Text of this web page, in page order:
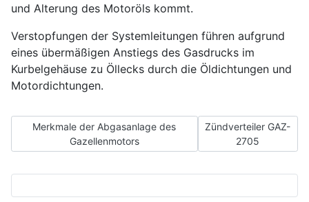
und Alterung des Motoröls kommt.
Verstopfungen der Systemleitungen führen aufgrund
eines übermäßigen Anstiegs des Gasdrucks im
Kurbelgehäuse zu Öllecks durch die Öldichtungen und
Motordichtungen.
Vorheriger Beitrag: Merkmale der Abgasanlage des
Merkmale der Abgasanlage des
Gazellenmotors
Nächster Beitrag:
Zündverteiler GAZ-
2705